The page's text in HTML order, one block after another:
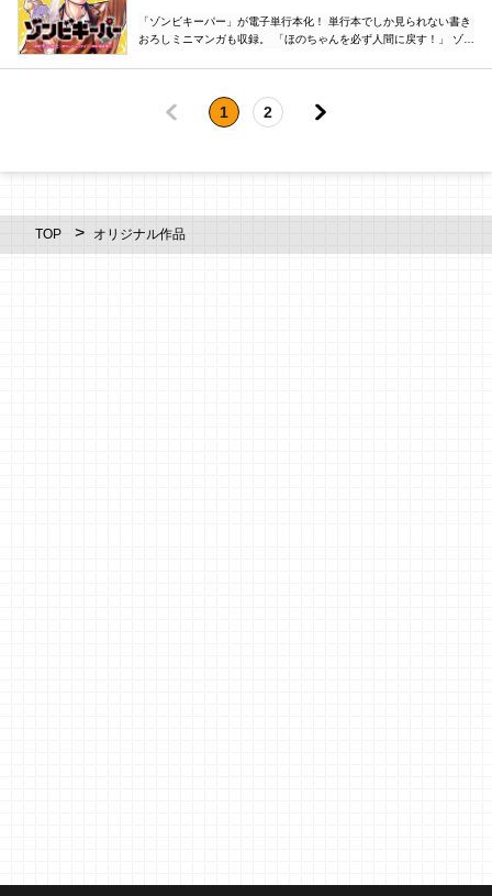
「ゾンビキーパー」が電子単行本化！ 単行本でしか見られない書き
おろしミニマンガも収録。 「ほのちゃんを必ず人間に戻す！」 ゾン
1 2
TOP オリジナル作品